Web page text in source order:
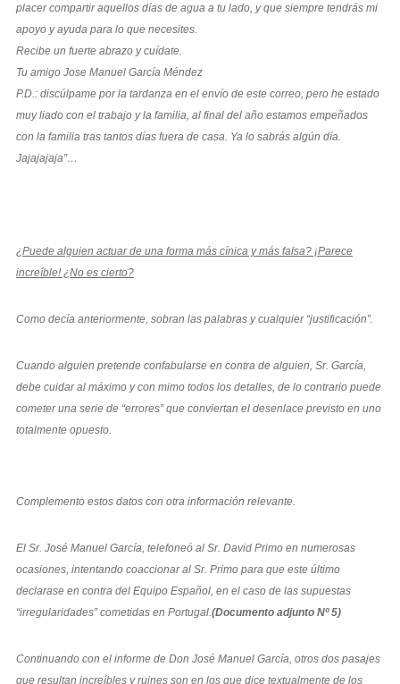
placer compartir aquellos días de agua a tu lado, y que siempre tendrás mi
apoyo y ayuda para lo que necesites.
Recibe un fuerte abrazo y cuídate.
Tu amigo Jose Manuel García Méndez
P.D.: discúlpame por la tardanza en el envío de este correo, pero he estado
muy liado con el trabajo y la familia, al final del año estamos empeñados
con la familia tras tantos días fuera de casa. Ya lo sabrás algún día.
Jajajajaja”…
¿Puede alguien actuar de una forma más cínica y más falsa? ¡Parece
increíble! ¿No es cierto?
Como decía anteriormente, sobran las palabras y cualquier “justificación”.
Cuando alguien pretende confabularse en contra de alguien, Sr. García,
debe cuidar al máximo y con mimo todos los detalles, de lo contrario puede
cometer una serie de “errores” que conviertan el desenlace previsto en uno
totalmente opuesto.
Complemento estos datos con otra información relevante.
El Sr. José Manuel García, telefoneó al Sr. David Primo en numerosas
ocasiones, intentando coaccionar al Sr. Primo para que este último
declarase en contra del Equipo Español, en el caso de las supuestas
“irregularidades” cometidas en Portugal. (Documento adjunto Nº 5)
Continuando con el informe de Don José Manuel García, otros dos pasajes
que resultan increíbles y ruines son en los que dice textualmente de los